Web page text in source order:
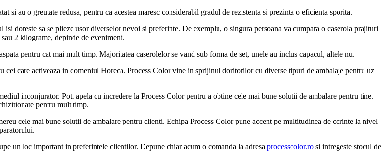
si au o greutate redusa, pentru ca acestea maresc considerabil gradul de rezistenta si prezinta o eficienta sporita.
doreste sa se plieze usor diverselor nevoi si preferinte. De exemplu, o singura persoana va cumpara o caserola prajituri
2 kilograme, depinde de eveniment.
pentru cat mai mult timp. Majoritatea caserolelor se vand sub forma de set, unele au inclus capacul, altele nu.
cei care activeaza in domeniul Horeca. Process Color vine in sprijinul doritorilor cu diverse tipuri de ambalaje pentru uz
inconjurator. Poti apela cu incredere la Process Color pentru a obtine cele mai bune solutii de ambalare pentru tine.
pentru mult timp.
cele mai bune solutii de ambalare pentru clienti. Echipa Process Color pune accent pe multitudinea de cerinte la nivel
un loc important in preferintele clientilor. Depune chiar acum o comanda la adresa processcolor.ro si intregeste stocul de